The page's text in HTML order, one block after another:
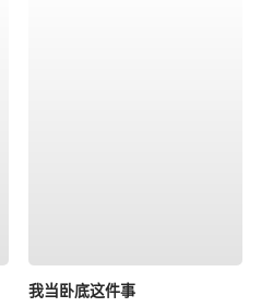
我当卧底这件事